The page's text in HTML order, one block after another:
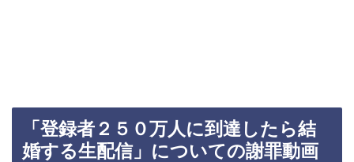
「登録者２５０万人に到達したら結
婚する生配信」についての謝罪動画